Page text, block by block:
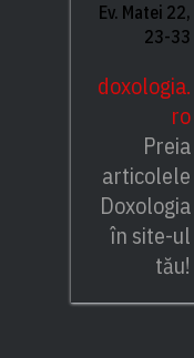
Ev. Matei 22,
23-33
doxologia.
ro
Preia
articolele
Doxologia
în site-ul
tău!